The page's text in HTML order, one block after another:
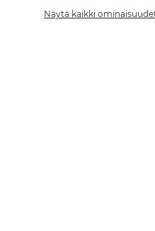
Näytä kaikki